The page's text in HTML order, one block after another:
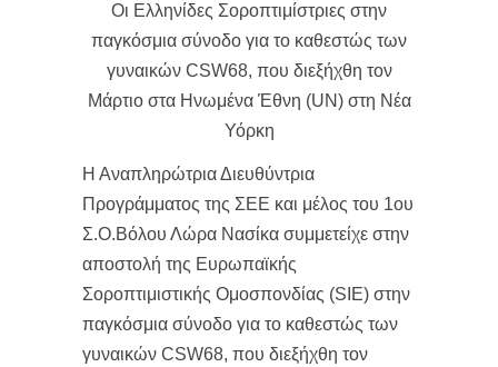
Οι Ελληνίδες Σοροπτιμίστριες στην
παγκόσμια σύνοδο για το καθεστώς των
γυναικών CSW68, που διεξήχθη τον
Μάρτιο στα Ηνωμένα Έθνη (UN) στη Νέα
Υόρκη
Η Αναπληρώτρια Διευθύντρια
Προγράμματος της ΣΕΕ και μέλος του 1ου
Σ.Ο.Βόλου Λώρα Νασίκα συμμετείχε στην
αποστολή της Ευρωπαϊκής
Σοροπτιμιστικής Ομοσπονδίας (SIE) στην
παγκόσμια σύνοδο για το καθεστώς των
γυναικών CSW68, που διεξήχθη τον